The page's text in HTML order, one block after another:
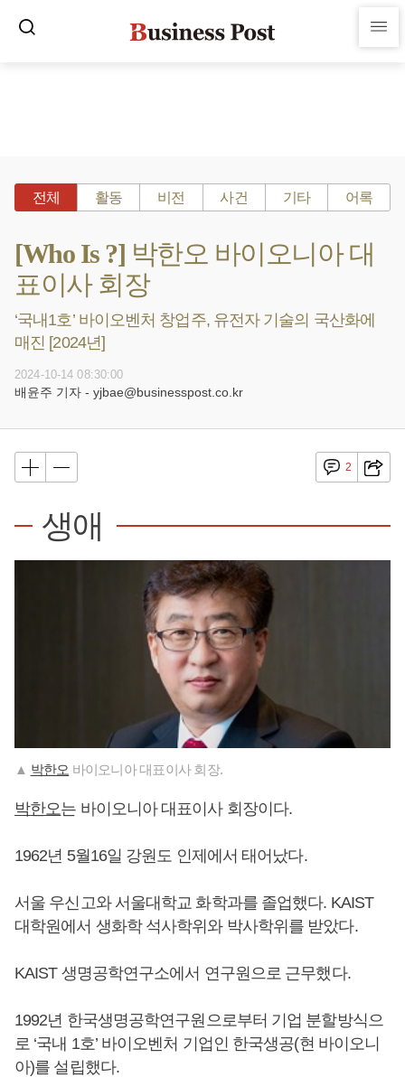
전체 활동 비전 사건 기타 어록
[Who Is ?] 박한오 바이오니아 대
표이사 회장
‘국내1호’ 바이오벤처 창업주, 유전자 기술의 국산화에
매진 [2024년]
2024-10-14 08:30:00
배윤주 기자 - yjbae@businesspost.co.kr
2
생애
▲ 박한오 바이오니아 대표이사 회장.
박한오는 바이오니아 대표이사 회장이다.
1962년 5월16일 강원도 인제에서 태어났다.
서울 우신고와 서울대학교 화학과를 졸업했다. KAIST
대학원에서 생화학 석사학위와 박사학위를 받았다.
KAIST 생명공학연구소에서 연구원으로 근무했다.
1992년 한국생명공학연구원으로부터 기업 분할방식으
로 ‘국내 1호’ 바이오벤처 기업인 한국생공(현 바이오니
아)를 설립했다.